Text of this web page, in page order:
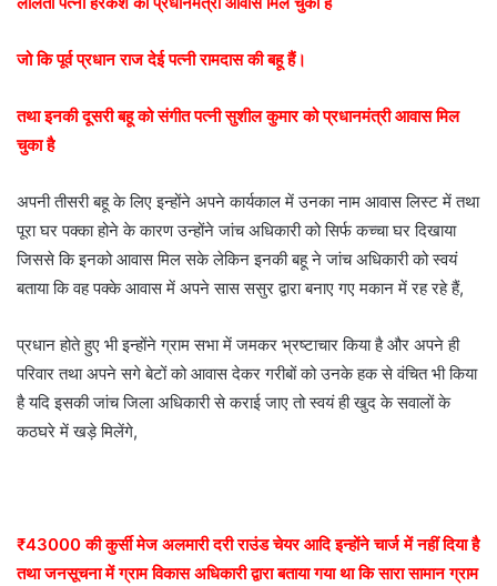
जो कि पूर्व प्रधान राज देई पत्नी रामदास की बहू हैं।
तथा इनकी दूसरी बहू को संगीत पत्नी सुशील कुमार को प्रधानमंत्री आवास मिल
चुका है
अपनी तीसरी बहू के लिए इन्होंने अपने कार्यकाल में उनका नाम आवास लिस्ट में तथा
पूरा घर पक्का होने के कारण उन्होंने जांच अधिकारी को सिर्फ कच्चा घर दिखाया
जिससे कि इनको आवास मिल सके लेकिन इनकी बहू ने जांच अधिकारी को स्वयं
बताया कि वह पक्के आवास में अपने सास ससुर द्वारा बनाए गए मकान में रह रहे हैं,
प्रधान होते हुए भी इन्होंने ग्राम सभा में जमकर भ्रष्टाचार किया है और अपने ही
परिवार तथा अपने सगे बेटों को आवास देकर गरीबों को उनके हक से वंचित भी किया
है यदि इसकी जांच जिला अधिकारी से कराई जाए तो स्वयं ही खुद के सवालों के
कठघरे में खड़े मिलेंगे,
₹43000 की कुर्सी मेज अलमारी दरी राउंड चेयर आदि इन्होंने चार्ज में नहीं दिया है
तथा जनसूचना में ग्राम विकास अधिकारी द्वारा बताया गया था कि सारा सामान ग्राम